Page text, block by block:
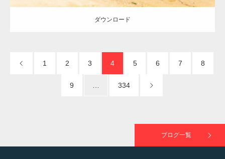
ダウンロード
1 2 3 4 5 6 7 8
9 334
ブログ一覧
た（6/8放送）